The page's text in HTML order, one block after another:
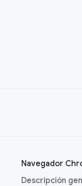
Navegador
Descripción